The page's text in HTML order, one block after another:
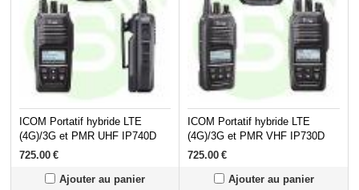
ICOM Portatif hybride LTE
(4G)/3G et PMR UHF IP740D
725.00 €
Ajouter au panier
ICOM Portatif hybride LTE
(4G)/3G et PMR VHF IP730D
725.00 €
Ajouter au panier